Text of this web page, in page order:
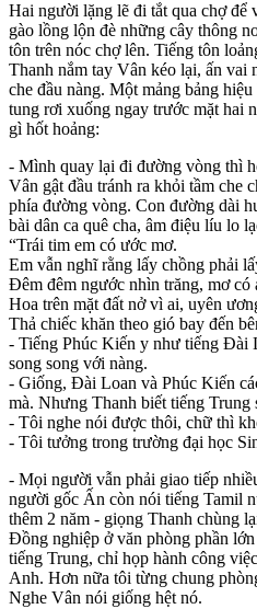
Hai người lặng lẽ đi tắt qua chợ để
gào lồng lộn đè những cây thông
tôn trên nóc chợ lên. Tiếng tôn
Thanh nắm tay Vân kéo lại, ấn vai
che đầu nàng. Một mảng bảng
tung rơi xuống ngay trước mặt hai
gì hốt hoảng:
- Mình quay lại đi đường vòng thì
Vân gật đầu tránh ra khỏi tầm che
phía đường vòng. Con đường dài
bài dân ca quê cha, âm điệu líu lo
“Trái tim em có ước mơ.
Em vẫn nghĩ rằng lấy chồng phải
Đêm đêm ngước nhìn trăng, mơ có
Hoa trên mặt đất nở vì ai, uyên
Thả chiếc khăn theo gió bay đến
- Tiếng Phúc Kiến y như tiếng Đài
song song với nàng.
- Giống, Đài Loan và Phúc Kiến
mà. Nhưng Thanh biết tiếng Trung
- Tôi nghe nói được thôi, chữ thì
- Tôi tưởng trong trường đại học
- Mọi người vẫn phải giao tiếp
người gốc Ấn còn nói tiếng Tamil
thêm 2 năm - giọng Thanh chùng
Đồng nghiệp ở văn phòng phần
tiếng Trung, chỉ họp hành công
Anh. Hơn nữa tôi từng chung
Nghe Vân nói giống hệt nó.